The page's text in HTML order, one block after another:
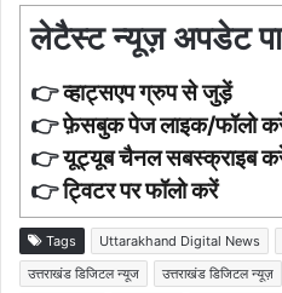
लेटैस्ट न्यूज़ अपडेट
👉व्हाट्सएप ग्रुप से जुड़ें
👉फ़ेसबुक पेज लाइक/फॉलो
👉यूट्यूब चैनल सबस्क्राइब
👉ट्विटर पर फॉलो करें
Tags Uttarakhand Digital News
उत्तराखंड डिजिटल न्यूज
उत्तराखंड डिजिटल न्यूज़